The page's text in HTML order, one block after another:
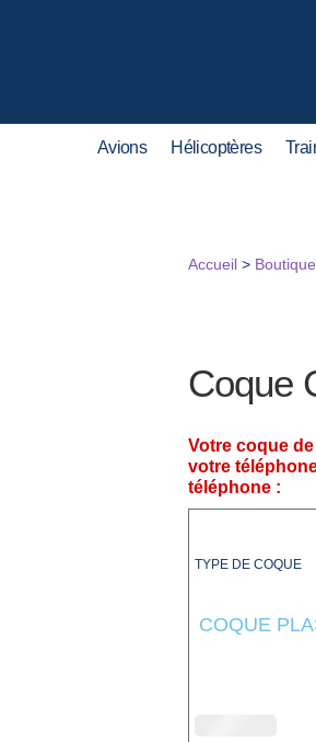
Avions Hélicoptères
Accueil > Boutique
Coque
Votre coque
votre
téléphone :
TYPE DE COQUE